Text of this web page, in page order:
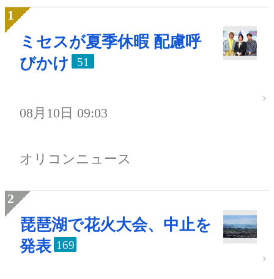
ミセスが夏季休暇 配慮呼
びかけ
51
08月10日 09:03
オリコンニュース
琵琶湖で花火大会、中止を
発表 169